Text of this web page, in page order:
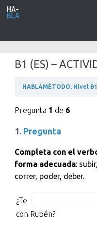
Saltar al contenido
B1 (ES) –
HABLAMÉTODO. Nivel
Pregunta 1 de 6
1. Pregunta
Completa con el
forma adecuada:
correr, poder, deber.
¿Te
BLANK
¿Te Fill
in
con Rubén?